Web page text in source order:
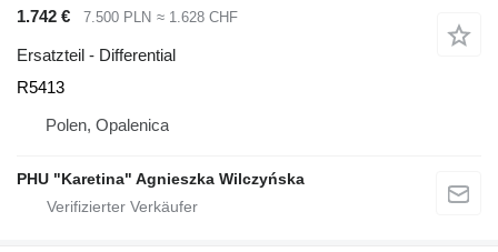
1.742 € 7.500 PLN ≈ 1.628 CHF
Ersatzteil - Differential
R5413
Polen, Opalenica
PHU "Karetina" Agnieszka Wilczyńska